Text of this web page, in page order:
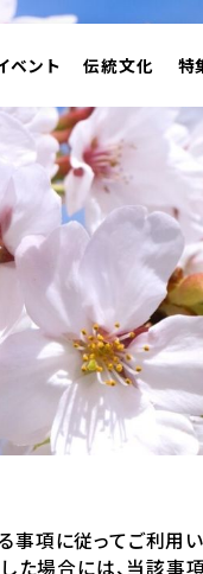
ベント 伝統文化 特
事項に従ってご利用
た場合には、当該事